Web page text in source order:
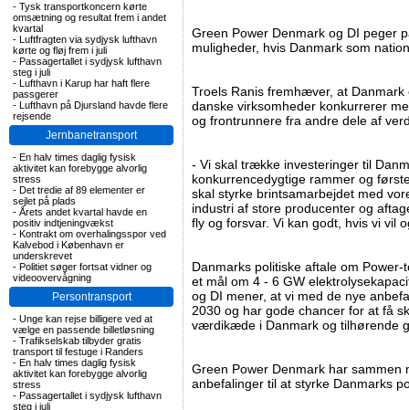
- Tysk transportkoncern kørte
omsætning og resultat frem i andet
kvartal
- Luftfragten via sydjysk lufthavn
kørte og fløj frem i juli
- Passagertallet i sydjysk lufthavn
steg i juli
- Lufthavn i Karup har haft flere
passgerer
- Lufthavn på Djursland havde flere
rejsende
Jernbanetransport
- En halv times daglig fysisk
aktivitet kan forebygge alvorlig
stress
- Det tredie af 89 elementer er
sejlet på plads
- Årets andet kvartal havde en
positiv indtjeningvækst
- Kontrakt om overhalingsspor ved
Kalvebod i København er
underskrevet
- Politiet søger fortsat vidner og
videoovervågning
Persontransport
- Unge kan rejse billigere ved at
vælge en passende billetløsning
- Trafikselskab tilbyder gratis
transport til festuge i Randers
- En halv times daglig fysisk
aktivitet kan forebygge alvorlig
stress
- Passagertallet i sydjysk lufthavn
steg i juli
Green Power Denmark og DI peger
muligheder, hvis Danmark som
Troels Ranis fremhæver, at
danske virksomheder konkurrerer
og frontrunnere fra andre dele af
- Vi skal trække investeringer til
konkurrencedygtige rammer og
skal styrke brintsamarbejdet med
industri af store producenter og
fly og forsvar. Vi kan godt, hvis vi vil
Danmarks politiske aftale om
et mål om 4 - 6 GW
og DI mener, at vi med de nye
2030 og har gode chancer for at få
værdikæde i Danmark og tilhørende
Green Power Denmark har sammen
anbefalinger til at styrke Danmarks